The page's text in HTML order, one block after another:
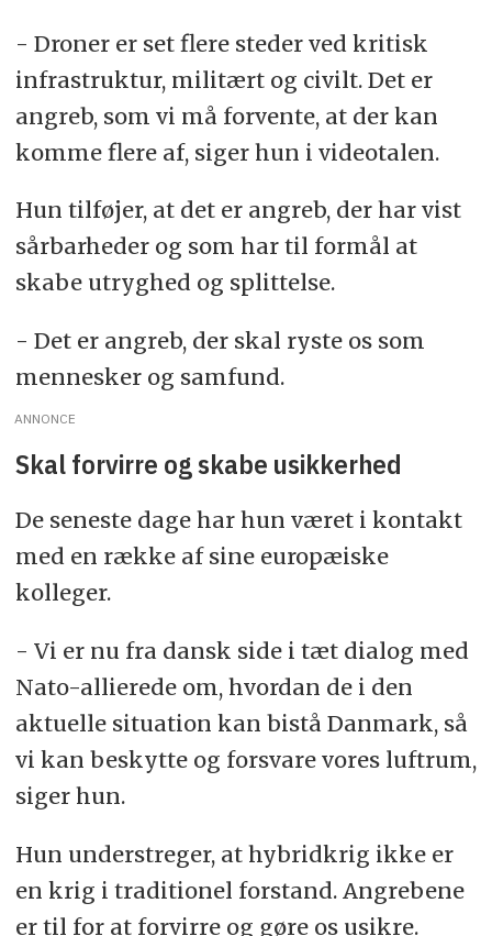
- Droner er set flere steder ved kritisk
infrastruktur, militært og civilt. Det er
angreb, som vi må forvente, at der kan
komme flere af, siger hun i videotalen.
Hun tilføjer, at det er angreb, der har vist
sårbarheder og som har til formål at
skabe utryghed og splittelse.
- Det er angreb, der skal ryste os som
mennesker og samfund.
ANNONCE
Skal forvirre og skabe usikkerhed
De seneste dage har hun været i kontakt
med en række af sine europæiske
kolleger.
- Vi er nu fra dansk side i tæt dialog med
Nato-allierede om, hvordan de i den
aktuelle situation kan bistå Danmark, så
vi kan beskytte og forsvare vores luftrum,
siger hun.
Hun understreger, at hybridkrig ikke er
en krig i traditionel forstand. Angrebene
er til for at forvirre og gøre os usikre.